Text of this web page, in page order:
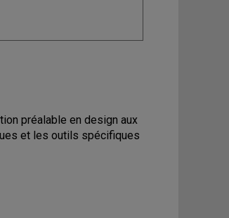
préalable en design aux
et les outils spécifiques